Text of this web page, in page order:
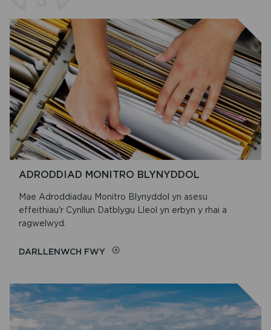
ADRODDIAD MONITRO BLYNYDDOL
Mae Adroddiadau Monitro Blynyddol yn asesu
effeithiau'r Cynllun Datblygu Lleol yn erbyn y rhai a
ragwelwyd.
DARLLENWCH FWYON
BLYNYDDOL